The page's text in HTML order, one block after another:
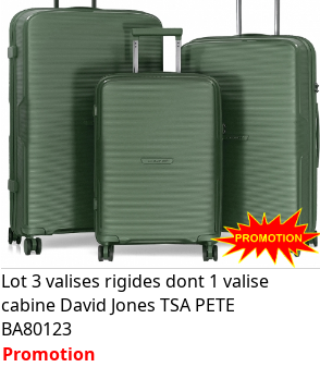
Lot 3 valises rigides dont 1 valise
cabine David Jones TSA PETE
BA80123
Promotion